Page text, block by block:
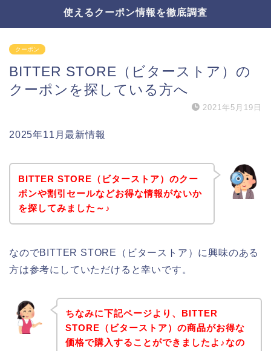
使えるクーポン情報を徹底調査
クーポン
BITTER STORE（ビターストア）の
クーポンを探している方へ
2021年5月19日
2025年11月最新情報
BITTER STORE（ビターストア）のクー
ポンや割引セールなどお得な情報がないか
を探してみました～♪
なのでBITTER STORE（ビターストア）に興味のある
方は参考にしていただけると幸いです。
ちなみに下記ページより、BITTER
STORE（ビターストア）の商品がお得な
価格で購入することができましたよ♪なの